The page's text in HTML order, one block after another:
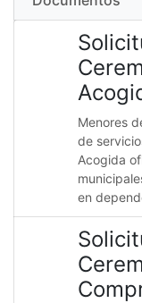
Menores
de
Acogida
en